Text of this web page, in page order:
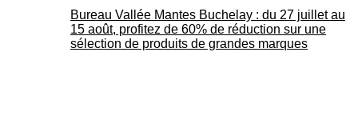
Bureau Vallée Mantes Buchelay : du 27 juillet au
15 août, profitez de 60% de réduction sur une
sélection de produits de grandes marques